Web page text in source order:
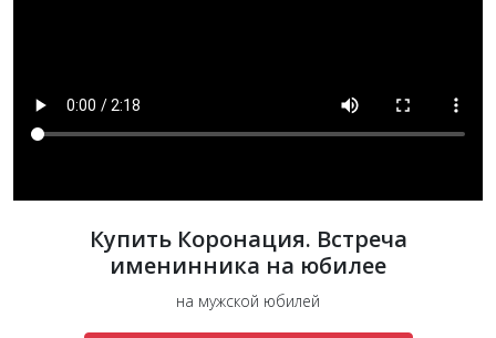
Купить Коронация. Встреча
именинника на юбилее
на мужской юбилей